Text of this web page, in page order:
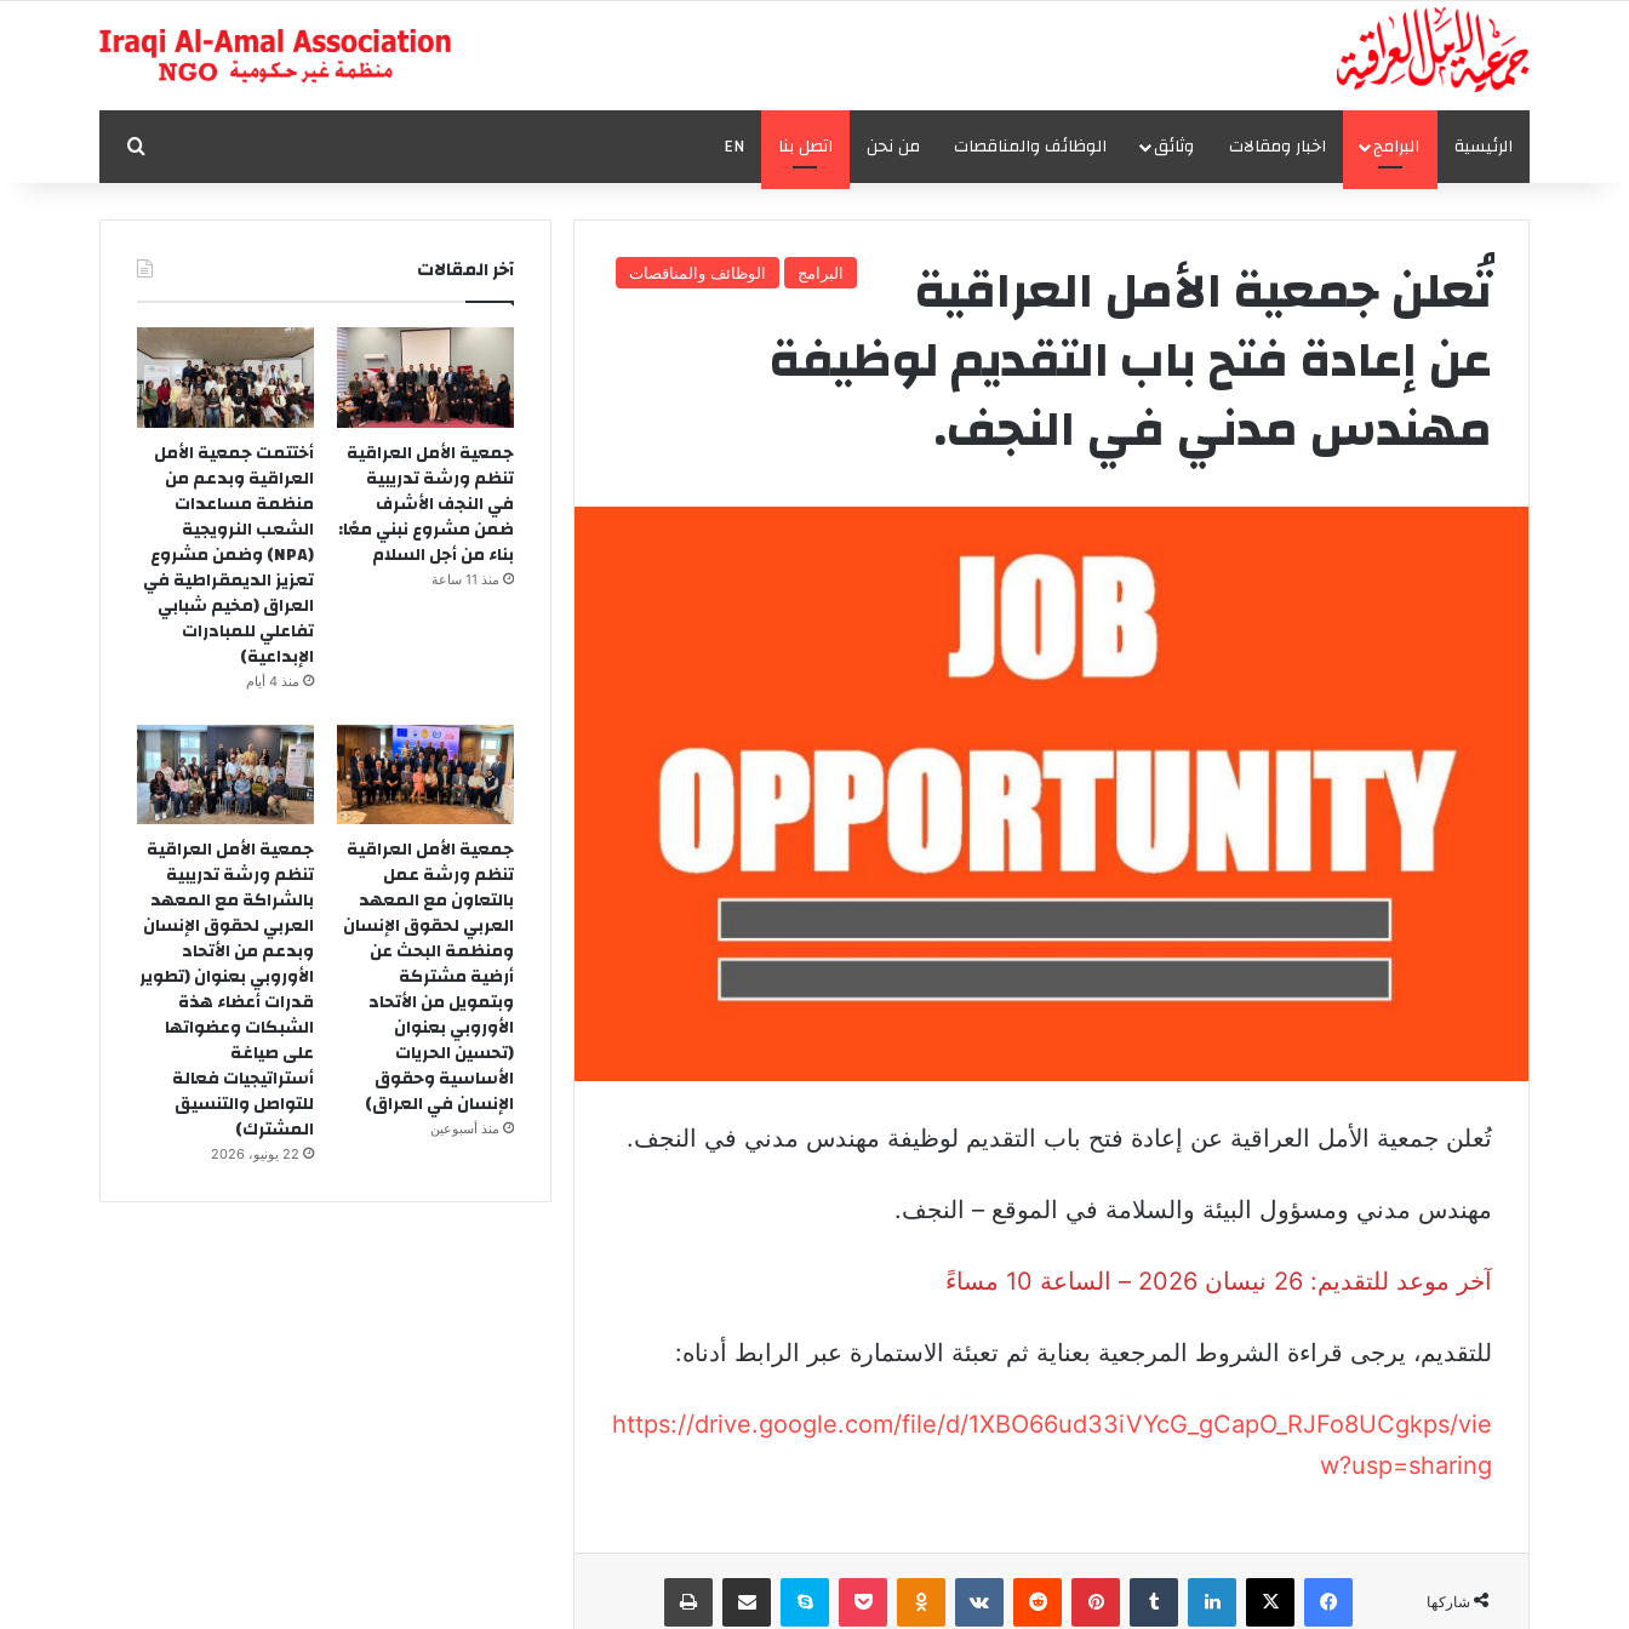
الرئيسية البرامج اخبار ومقالات وثائق الوظائف والمناقصات من نحن اتصل بنا EN بحث عن
البرامج الوظائف والمناقصات تُعلن جمعية الأمل العراقية
عن إعادة فتح باب التقديم لوظيفة
مهندس مدني في النجف.
تُعلن جمعية الأمل العراقية عن إعادة فتح باب التقديم لوظيفة مهندس مدني في النجف.
مهندس مدني ومسؤول البيئة والسلامة في الموقع – النجف.
آخر موعد للتقديم: 26 نيسان 2026 – الساعة 10 مساءً
للتقديم، يرجى قراءة الشروط المرجعية بعناية ثم تعبئة الاستمارة عبر الرابط أدناه:
https://drive.google.com/file/d/1XBO66ud33iVYcG_gCapO_RJFo8UCgkps/vie
w?usp=sharing
شاركها
فيسبوك ‫X لينكدإن ‏Tumblr بينتيريست
‏Reddit
‏VKontakte
Odnoklassniki
‫Pocket سكايب مشاركة عبر البريد طباعة
آخر المقالات
جمعية الأمل العراقية
تنظم ورشة تدريبية
في النجف الأشرف
ضمن مشروع نبني معًا:
بناء من أجل السلام
منذ 11 ساعة
أختتمت جمعية الأمل
العراقية وبدعم من
منظمة مساعدات
الشعب النرويجية
(NPA) وضمن مشروع
تعزيز الديمقراطية في
العراق (مخيم شبابي
تفاعلي للمبادرات
الإبداعية)
منذ 4 أيام
جمعية الأمل العراقية
تنظم ورشة عمل
بالتعاون مع المعهد
العربي لحقوق الإنسان
ومنظمة البحث عن
أرضية مشتركة
وبتمويل من الأتحاد
الأوروبي بعنوان
(تحسين الحريات
الأساسية وحقوق
الإنسان في العراق)
منذ أسبوعين
جمعية الأمل العراقية
تنظم ورشة تدريبية
بالشراكة مع المعهد
العربي لحقوق الإنسان
وبدعم من الأتحاد
الأوروبي بعنوان (تطوير
قدرات أعضاء هذة
الشبكات وعضواتها
على صياغة
أستراتيجيات فعالة
للتواصل والتنسيق
المشترك)
22 يونيو، 2026